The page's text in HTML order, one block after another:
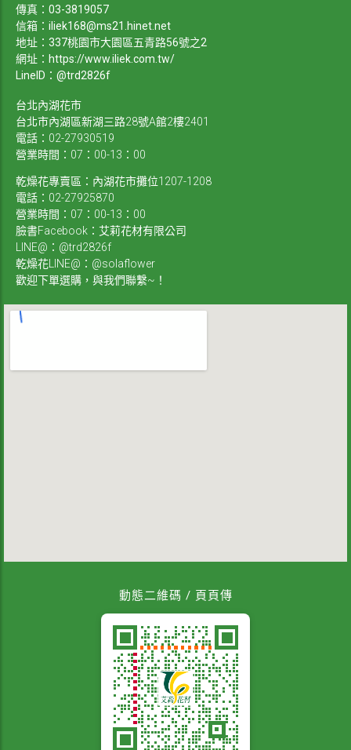
傳真：03-3819057
信箱： iliek168@ms21.hinet.net
地址：337桃園市大園區五青路56號之2
網址： https://www.iliek.com.tw/
LineID：@trd2826f
台北內湖花市
台北市內湖區新湖三路28號A館2樓2401
電話：02-27930519
營業時間：07：00-13：00
乾燥花專賣區：內湖花市攤位1207-1208
電話：02-27925870
營業時間：07：00-13：00
臉書Facebook：艾莉花材有限公司
LINE@：@trd2826f
乾燥花LINE@：@solaflower
歡迎下單選購，與我們聯繫~！
動態二維碼 / 頁頁傳